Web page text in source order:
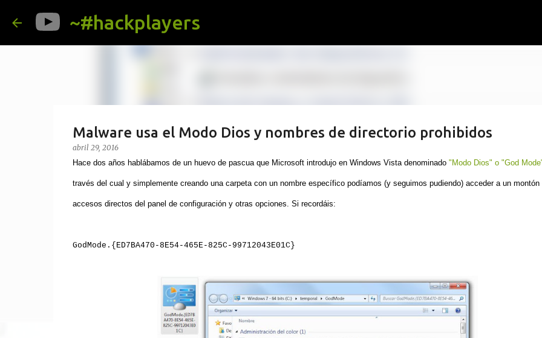
~#hackplayers
Malware usa el Modo Dios y nombres de directorio prohibidos
abril 29, 2016
Hace dos años hablábamos de un huevo de pascua que Microsoft introdujo en Windows Vista denominado "Modo Dios" o "God
través del cual y simplemente creando una carpeta con un nombre específico podíamos (y seguimos pudiendo)acceder a un montón
accesos directos del panel de configuración y otras opciones. Si recordáis:
GodMode.{ED7BA470-8E54-465E-825C-99712043E01C}